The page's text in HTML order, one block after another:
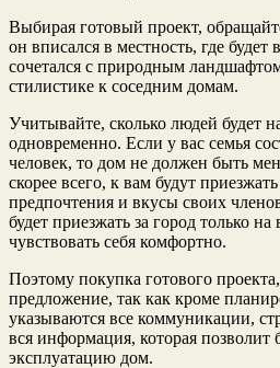
Выбирая готовый проект,
он вписался в местность, где будет
сочетался с природным
стилистике к соседним домам.
Учитывайте, сколько людей будет
одновременно. Если у вас семья
человек, то дом не должен быть
скорее всего, к вам будут
предпочтения и вкусы своих
будет приезжать за город только
чувствовать себя комфортно.
Поэтому покупка готового
предложение, так как кроме
указываются все коммуникации,
вся информация, которая позволит
эксплуатацию дом.